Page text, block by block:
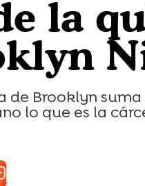
la
de Brooklyn
lo que es la